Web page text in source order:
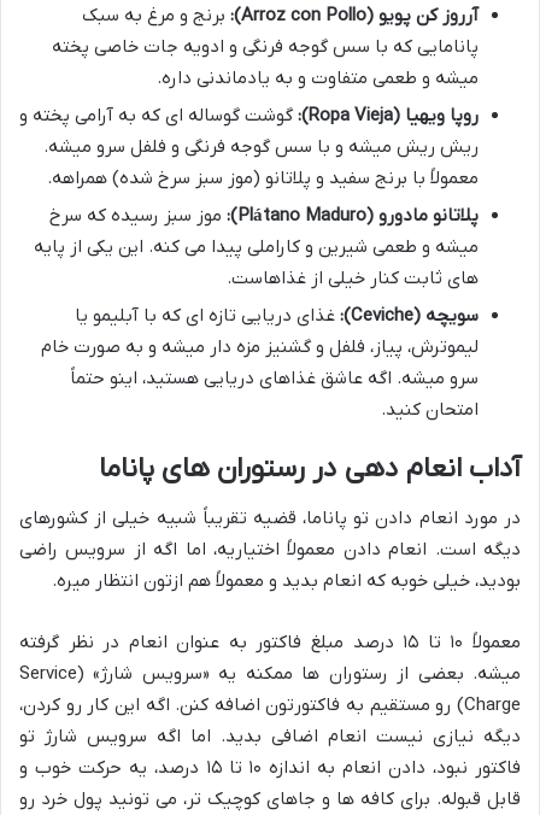
آرروز کن پویو (Arroz con Pollo):
برنج و مرغ به سبک
پانامایی که با سس گوجه فرنگی و ادویه جات خاصی پخته
میشه و طعمی متفاوت و به یادماندنی داره.
روپا ویهیا (Ropa Vieja):
گوشت گوساله ای که به آرامی پخته و
ریش ریش میشه و با سس گوجه فرنگی و فلفل سرو میشه.
معمولاً با برنج سفید و پلاتانو (موز سبز سرخ شده) همراهه.
پلاتانو مادورو (Plátano Maduro):
موز سبز رسیده که سرخ
میشه و طعمی شیرین و کاراملی پیدا می کنه. این یکی از پایه
های ثابت کنار خیلی از غذاهاست.
سویچه (Ceviche):
غذای دریایی تازه ای که با آبلیمو یا
لیموترش، پیاز، فلفل و گشنیز مزه دار میشه و به صورت خام
سرو میشه. اگه عاشق غذاهای دریایی هستید، اینو حتماً
امتحان کنید.
آداب انعام دهی در رستوران های پاناما
در مورد انعام دادن تو پاناما، قضیه تقریباً شبیه خیلی از کشورهای
دیگه است. انعام دادن معمولاً اختیاریه، اما اگه از سرویس راضی
بودید، خیلی خوبه که انعام بدید و معمولاً هم ازتون انتظار میره.
معمولاً ۱۰ تا ۱۵ درصد مبلغ فاکتور به عنوان انعام در نظر گرفته
میشه. بعضی از رستوران ها ممکنه یه «سرویس شارژ» (Service
Charge) رو مستقیم به فاکتورتون اضافه کنن. اگه این کار رو کردن،
دیگه نیازی نیست انعام اضافی بدید. اما اگه سرویس شارژ تو
فاکتور نبود، دادن انعام به اندازه ۱۰ تا ۱۵ درصد، یه حرکت خوب و
قابل قبوله. برای کافه ها و جاهای کوچیک تر، می تونید پول خرد رو